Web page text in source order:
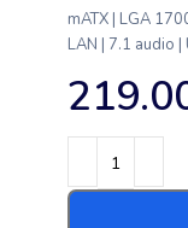
mATX | LGA
LAN | 7.1 audio